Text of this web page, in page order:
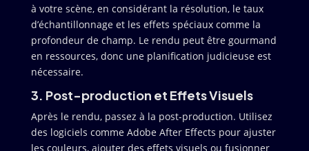
à votre scène, en considérant la résolution, le taux
d’échantillonnage et les effets spéciaux comme la
profondeur de champ. Le rendu peut être gourmand
en ressources, donc une planification judicieuse est
nécessaire.
3. Post-production et Effets Visuels
Après le rendu, passez à la post-production. Utilisez
des logiciels comme Adobe After Effects pour ajuster
les couleurs, ajouter des effets visuels ou fusionner